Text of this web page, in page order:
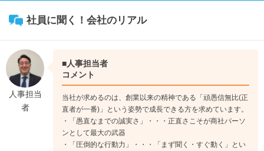
↓
基本は一人でお客様先へ訪問。大きな提案時は営業MGや他部
署へも協力してもらいながら提案も行います。
↓
《入社6年目》
早い人では、主任/係長職になります。チームリーダーとして後
輩を率いることもあり、マネジメント能力も同時に必要になっ
社員に聞く！会社のリアル
人事担当
者
■人事担当者
コメント
当社が求めるのは、創業以来の精神である「頑愚信無比(正
直者が一番)」という姿勢で成長できる方を求めています。
・「愚直なまでの誠実さ」・・・正直さこそが商社パーソ
ンとして最大の武器
・「圧倒的な行動力」・・・「まず聞く・すぐ動く」とい